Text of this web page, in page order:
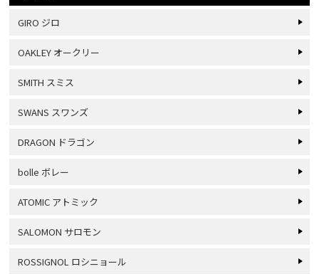
GIRO ジロ
OAKLEY オークリー
SMITH スミス
SWANS スワンズ
DRAGON ドラゴン
bolle ボレー
ATOMIC アトミック
SALOMON サロモン
ROSSIGNOL ロシニョール